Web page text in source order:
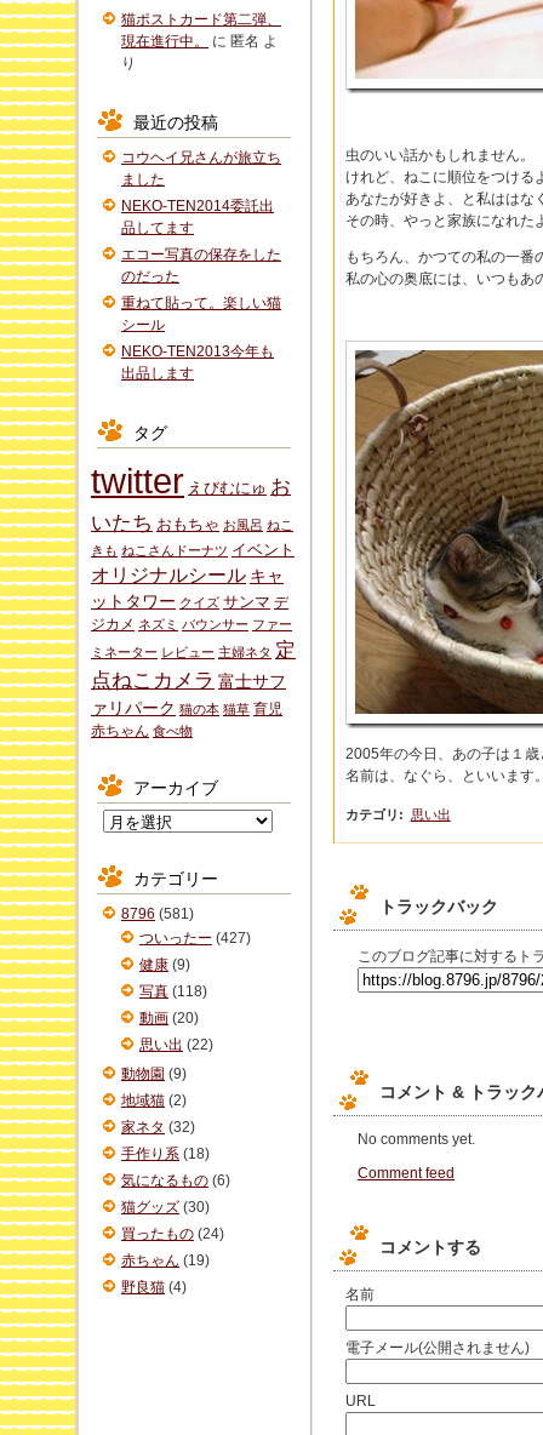
虫のいい話かもしれません。
けれど、ねこに順位をつける
あなたが好きよ、と私ははな
その時、やっと家族になれた
もちろん、かつての私の一番
私の心の奥底には、いつもあ
2005年の今日、あの子は１
名前は、なぐら、といいます
カテゴリ : 思い出
トラックバック
このブログ記事に対するト
コメント & トラック
No comments yet.
Comment feed
コメントする
名前
電子メール(公開されません)
URL
猫ポストカード第二弾、
現在進行中。
に 匿名 よ
り
最近の投稿
コウヘイ兄さんが旅立ち
ました
NEKO-TEN2014委託出
品してます
エコー写真の保存をした
のだった
重ねて貼って。楽しい猫
シール
NEKO-TEN2013今年も
出品します
タグ
twitter えびむにゅ お
いたち おもちゃ お風呂 ねこ
きも ねこさんドーナツ イベント
オリジナルシール キャ
ットタワー クイズ サンマ デ
ジカメ ネズミ バウンサー ファー
ミネーター レビュー 主婦ネタ 定
点ねこカメラ 富士サフ
ァリパーク 猫の本 猫草 育児
赤ちゃん 食べ物
アーカイブ
イ
ブ
カテゴリー
8796 (581)
ついったー (427)
健康 (9)
写真 (118)
動画 (20)
思い出 (22)
動物園 (9)
地域猫 (2)
家ネタ (32)
手作り系 (18)
気になるもの (6)
猫グッズ (30)
買ったもの (24)
赤ちゃん (19)
野良猫 (4)